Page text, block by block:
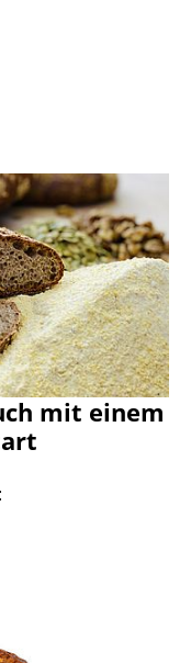
mit einem